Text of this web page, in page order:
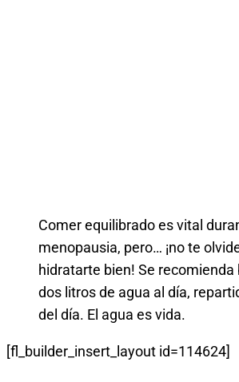
Comer equilibrado es vital
menopausia, pero… ¡no te
hidratarte bien! Se recomienda
dos litros de agua al día,
del día. El agua es vida.
[fl_builder_insert_layout id=114624]